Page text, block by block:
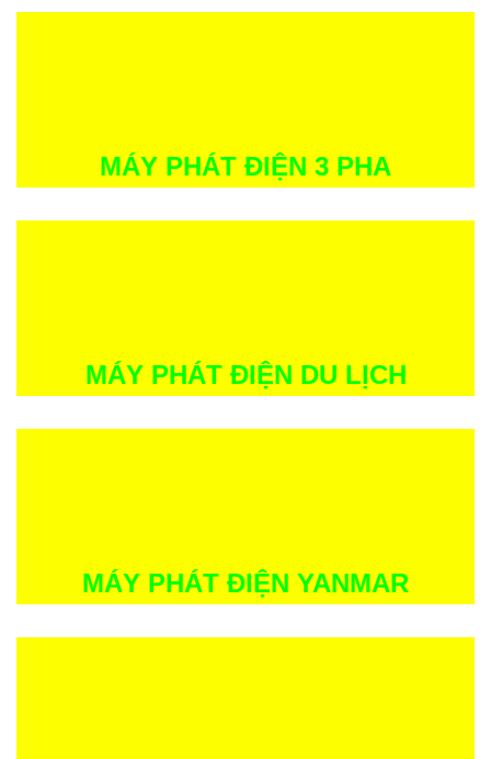
MÁY PHÁT ĐIỆN 3 PHA
MÁY PHÁT ĐIỆN DU LỊCH
MÁY PHÁT ĐIỆN YANMAR